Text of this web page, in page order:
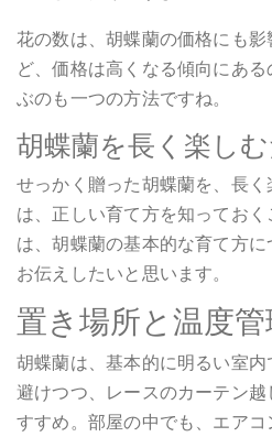
花の数は、胡蝶蘭の価格にも
ど、価格は高くなる傾向にあ
ぶのも一つの方法ですね。
胡蝶蘭を長く楽し
せっかく贈った胡蝶蘭を、長
は、正しい育て方を知ってお
は、胡蝶蘭の基本的な育て方
お伝えしたいと思います。
置き場所と温度
胡蝶蘭は、基本的に明るい室
避けつつ、レースのカーテン
すすめ。部屋の中でも、エア